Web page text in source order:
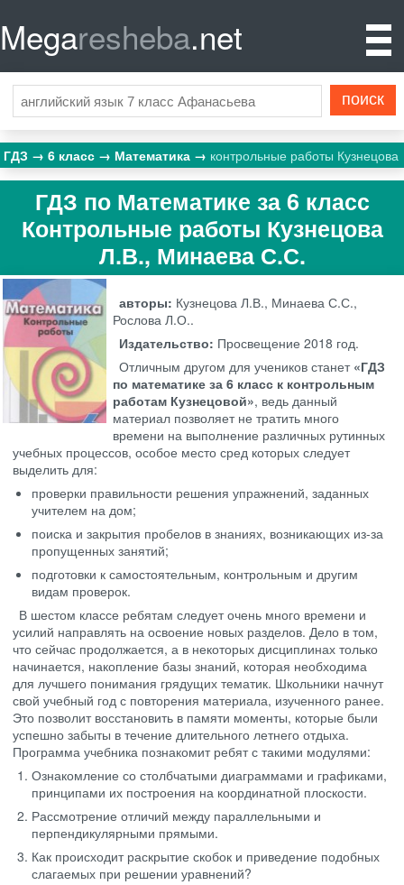
Megaresheba.net
ГДЗ 6 класс Математика контрольные работы Кузнецова
ГДЗ по Математике за 6 класс
Контрольные работы Кузнецова
Л.В., Минаева С.С.
авторы: Кузнецова Л.В., Минаева С.С.,
Рослова Л.О..
Издательство: Просвещение 2018 год.
Отличным другом для учеников станет «ГДЗ
по математике за 6 класс к контрольным
работам Кузнецовой», ведь данный
материал позволяет не тратить много
времени на выполнение различных рутинных
учебных процессов, особое место сред которых следует
выделить для:
проверки правильности решения упражнений, заданных
учителем на дом;
поиска и закрытия пробелов в знаниях, возникающих из-за
пропущенных занятий;
подготовки к самостоятельным, контрольным и другим
видам проверок.
В шестом классе ребятам следует очень много времени и
усилий направлять на освоение новых разделов. Дело в том,
что сейчас продолжается, а в некоторых дисциплинах только
начинается, накопление базы знаний, которая необходима
для лучшего понимания грядущих тематик. Школьники начнут
свой учебный год с повторения материала, изученного ранее.
Это позволит восстановить в памяти моменты, которые были
успешно забыты в течение длительного летнего отдыха.
Программа учебника познакомит ребят с такими модулями:
Ознакомление со столбчатыми диаграммами и графиками,
принципами их построения на координатной плоскости.
Рассмотрение отличий между параллельными и
перпендикулярными прямыми.
Как происходит раскрытие скобок и приведение подобных
слагаемых при решении уравнений?